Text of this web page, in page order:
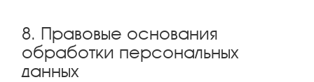
8. Правовые основания
обработки персональных
данных